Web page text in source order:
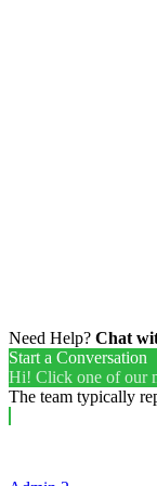
Need Help? Chat
Start a Conversation
Hi! Click one of our
The team typically